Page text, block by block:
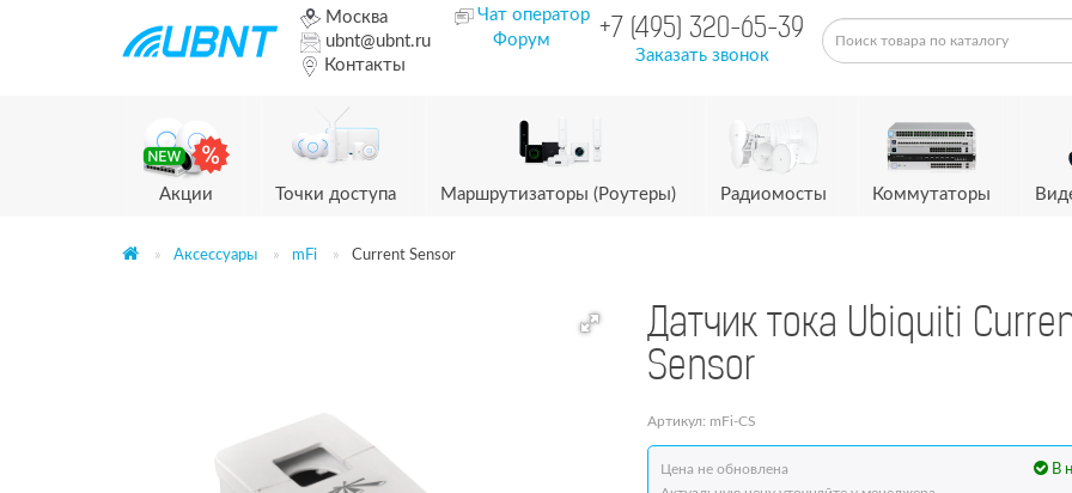
Москва
ubnt@ubnt.ru
Контакты
Чат оператор
Форум
+7 (495) 320-65-39
Заказать звонок
Акции Точки доступа Маршрутизаторы (Роутеры) Радиомосты Коммутаторы
Аксессуары mFi Current Sensor
Датчик тока Ubiquiti
Sensor
Артикул: mFi-CS
В
Цена не обновлена